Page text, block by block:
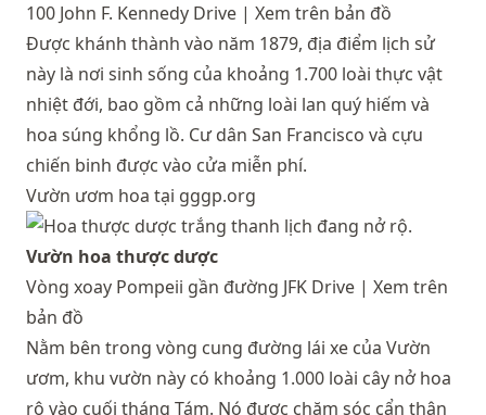
100 John F. Kennedy Drive | Xem trên bản đồ
Được khánh thành vào năm 1879, địa điểm lịch sử
này là nơi sinh sống của khoảng 1.700 loài thực vật
nhiệt đới, bao gồm cả những loài lan quý hiếm và
hoa súng khổng lồ. Cư dân San Francisco và cựu
chiến binh được vào cửa miễn phí.
Vườn ươm hoa tại gggp.org
Vườn hoa thược dược
Vòng xoay Pompeii gần đường JFK Drive | Xem trên
bản đồ
Nằm bên trong vòng cung đường lái xe của Vườn
ươm, khu vườn này có khoảng 1.000 loài cây nở hoa
rộ vào cuối tháng Tám. Nó được chăm sóc cẩn thận